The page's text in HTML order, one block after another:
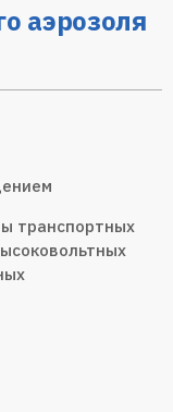
аэрозоля
транспортных